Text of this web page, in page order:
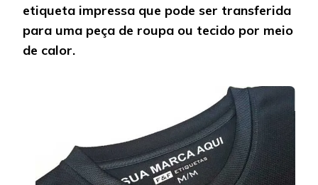
etiqueta impressa que pode ser transferida
para uma peça de roupa ou tecido por meio
de calor.